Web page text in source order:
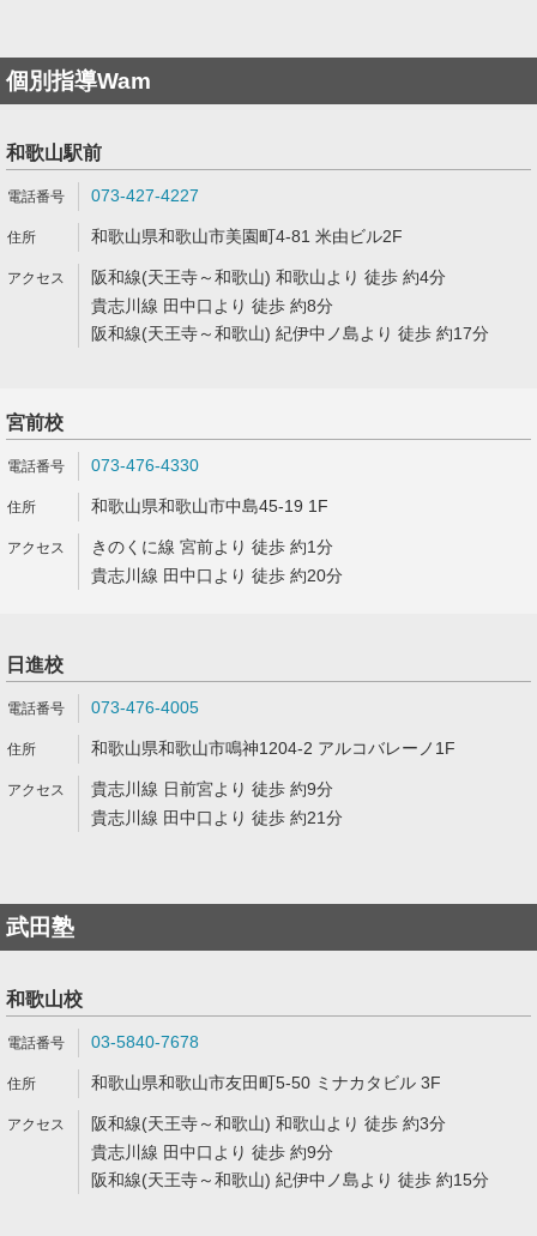
個別指導Wam
和歌山駅前
073-427-4227
和歌山県和歌山市美園町4-81 米由ビル2F
阪和線(天王寺～和歌山) 和歌山より 徒歩 約4分
貴志川線 田中口より 徒歩 約8分
阪和線(天王寺～和歌山) 紀伊中ノ島より 徒歩 約17分
宮前校
073-476-4330
和歌山県和歌山市中島45-19 1F
きのくに線 宮前より 徒歩 約1分
貴志川線 田中口より 徒歩 約20分
日進校
073-476-4005
和歌山県和歌山市鳴神1204-2 アルコバレーノ1F
貴志川線 日前宮より 徒歩 約9分
貴志川線 田中口より 徒歩 約21分
武田塾
和歌山校
03-5840-7678
和歌山県和歌山市友田町5-50 ミナカタビル 3F
阪和線(天王寺～和歌山) 和歌山より 徒歩 約3分
貴志川線 田中口より 徒歩 約9分
阪和線(天王寺～和歌山) 紀伊中ノ島より 徒歩 約15分